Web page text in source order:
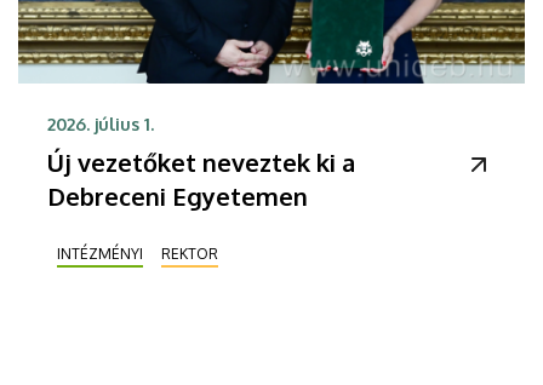
2026. július 1.
Új vezetőket neveztek ki a
Debreceni Egyetemen
INTÉZMÉNYI REKTOR